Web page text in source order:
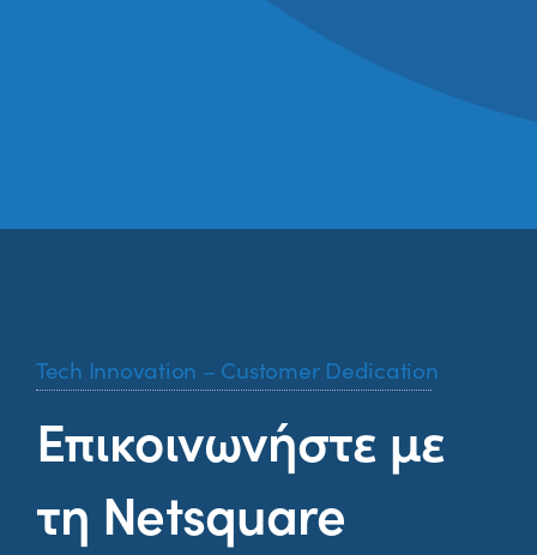
Tech Innovation – Customer Dedication
Επικοινωνήστε με
τη Netsquare